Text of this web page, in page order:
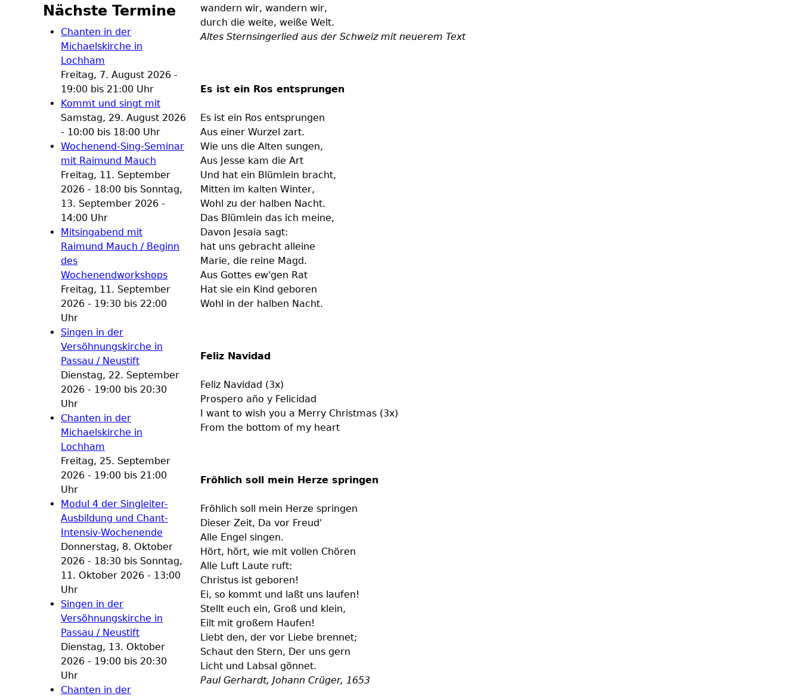
wandern wir, wandern wir,
durch die weite, weiße Welt.
Altes Sternsingerlied aus der Schweiz mit neuerem Text
Es ist ein Ros entsprungen
Es ist ein Ros entsprungen
Aus einer Wurzel zart.
Wie uns die Alten sungen,
Aus Jesse kam die Art
Und hat ein Blümlein bracht,
Mitten im kalten Winter,
Wohl zu der halben Nacht.
Das Blümlein das ich meine,
Davon Jesaia sagt:
hat uns gebracht alleine
Marie, die reine Magd.
Aus Gottes ew'gen Rat
Hat sie ein Kind geboren
Wohl in der halben Nacht.
Feliz Navidad
Feliz Navidad (3x)
Prospero año y Felicidad
I want to wish you a Merry Christmas (3x)
From the bottom of my heart
Fröhlich soll mein Herze springen
Fröhlich soll mein Herze springen
Dieser Zeit, Da vor Freud'
Alle Engel singen.
Hört, hört, wie mit vollen Chören
Alle Luft Laute ruft:
Christus ist geboren!
Ei, so kommt und laßt uns laufen!
Stellt euch ein, Groß und klein,
Eilt mit großem Haufen!
Liebt den, der vor Liebe brennet;
Schaut den Stern, Der uns gern
Licht und Labsal gönnet.
Paul Gerhardt, Johann Crüger, 1653
Nächste Termine
Chanten in der
Michaelskirche in
Lochham
Freitag, 7. August 2026 -
19:00 bis 21:00 Uhr
Kommt und singt mit
Samstag, 29. August 2026
- 10:00 bis 18:00 Uhr
Wochenend-Sing-Seminar
mit Raimund Mauch
Freitag, 11. September
2026 - 18:00 bis Sonntag,
13. September 2026 -
14:00 Uhr
Mitsingabend mit
Raimund Mauch / Beginn
des
Wochenendworkshops
Freitag, 11. September
2026 - 19:30 bis 22:00
Uhr
Singen in der
Versöhnungskirche in
Passau / Neustift
Dienstag, 22. September
2026 - 19:00 bis 20:30
Uhr
Chanten in der
Michaelskirche in
Lochham
Freitag, 25. September
2026 - 19:00 bis 21:00
Uhr
Modul 4 der Singleiter-
Ausbildung und Chant-
Intensiv-Wochenende
Donnerstag, 8. Oktober
2026 - 18:30 bis Sonntag,
11. Oktober 2026 - 13:00
Uhr
Singen in der
Versöhnungskirche in
Passau / Neustift
Dienstag, 13. Oktober
2026 - 19:00 bis 20:30
Uhr
Chanten in der